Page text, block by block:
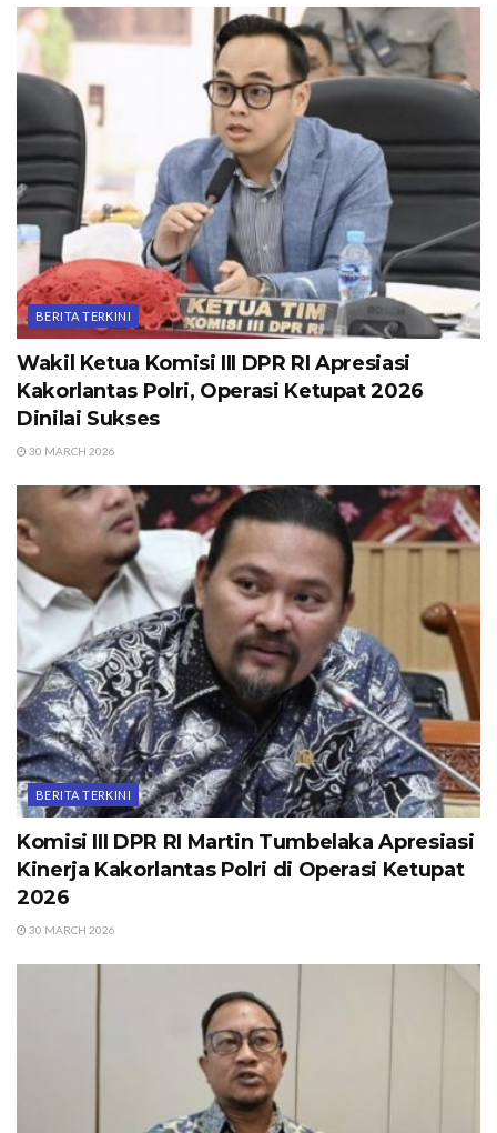
BERITA TERKINI
Wakil Ketua Komisi III DPR RI Apresiasi
Kakorlantas Polri, Operasi Ketupat 2026
Dinilai Sukses
30 MARCH 2026
BERITA TERKINI
Komisi III DPR RI Martin Tumbelaka Apresiasi
Kinerja Kakorlantas Polri di Operasi Ketupat
2026
30 MARCH 2026